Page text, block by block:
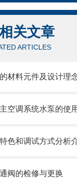
关文章
ARTICLES
色和调试方式分析
阀的检修与更换